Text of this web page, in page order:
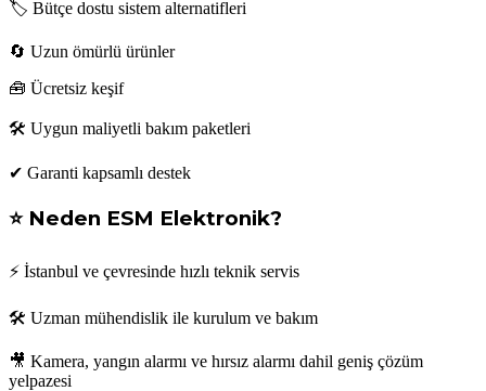
🏷 Bütçe dostu sistem alternatifleri
🔄 Uzun ömürlü ürünler
🧰 Ücretsiz keşif
🛠 Uygun maliyetli bakım paketleri
✔ Garanti kapsamlı destek
⭐ Neden ESM Elektronik?
⚡ İstanbul ve çevresinde hızlı teknik servis
🛠 Uzman mühendislik ile kurulum ve bakım
🎥 Kamera, yangın alarmı ve hırsız alarmı dahil geniş çözüm
yelpazesi